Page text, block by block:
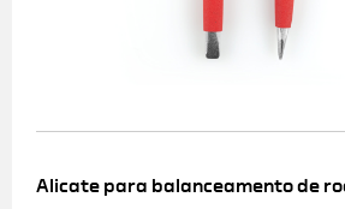
Alicate para balanceamento de